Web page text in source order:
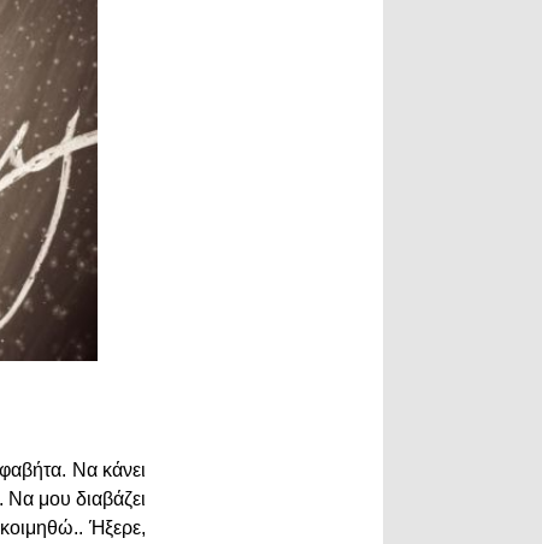
Να κάνει
Να μου διαβάζει
κοιμηθώ.. Ήξερε,